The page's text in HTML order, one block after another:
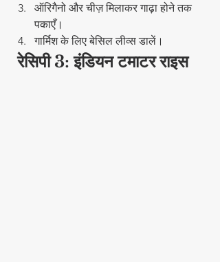
ऑरिगैनो और चीज़ मिलाकर गाढ़ा होने तक
पकाएँ।
गार्मिश के लिए बेसिल लीव्स डालें।
रेसिपी 3: इंडियन टमाटर राइस